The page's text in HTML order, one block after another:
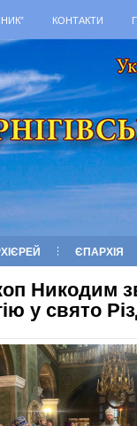
КОНТАКТИ
ЄПАРХІЯ
Никодим
у свято